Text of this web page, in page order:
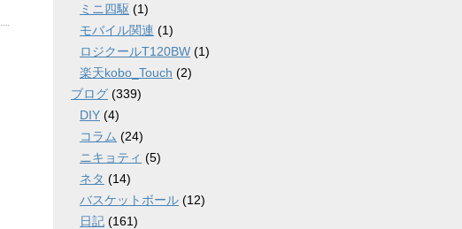
ミニ四駆 (1)
モバイル関連 (1)
ロジクールT120BW (1)
楽天kobo_Touch (2)
ブログ (339)
DIY (4)
コラム (24)
ニキョティ (5)
ネタ (14)
バスケットボール (12)
日記 (161)